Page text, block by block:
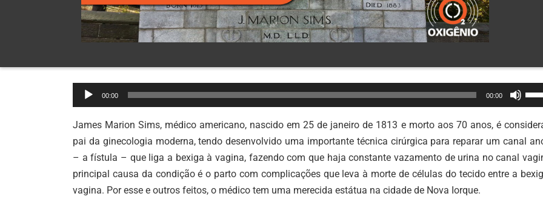
Tocador
de
áudio
00:00 00:00
Use
as
ou
James Marion Sims, médico americano, nascido em 25 de janeiro de 1813 e morto aos 70 anos, é
pai da ginecologia moderna, tendo desenvolvido uma importante técnica cirúrgica para reparar um canal
– a fístula – que liga a bexiga à vagina, fazendo com que haja constante vazamento de urina no canal
principal causa da condição é o parto com complicações que leva à morte de células do tecido entre a
vagina. Por esse e outros feitos, o médico tem uma merecida estátua na cidade de Nova Iorque.